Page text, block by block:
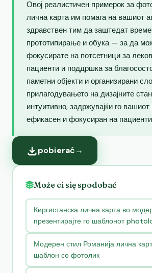
Овој реалистичен примерок за
лична карта им помага на вашиот
здравствен тим да заштедат
прототипирање и обука — за да
фокусирате на потсетници за
пациенти и поддршка за
паметни објекти и организирани
прилагодувањето на дизајните
интуитивно, задржувајќи го
ефикасен и фокусиран на
pobierać→
Może ci się spodobać
Киргистанска лична карта во
презентирајте го шаблонот
Модерен стил Романија лична
шаблон со фотолик